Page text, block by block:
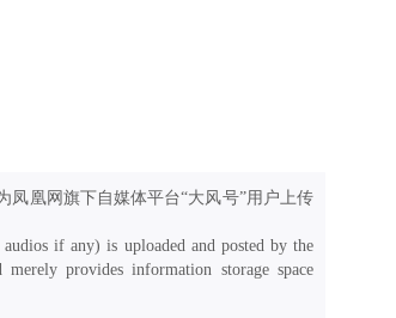
凤凰网旗下自媒体平台“大风号”用户上传
if any) is uploaded and posted by the
provides information storage space